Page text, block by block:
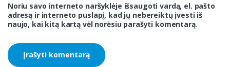
Noriu savo interneto naršyklėje išsaugoti vardą, el. pašto
adresą ir interneto puslapį, kad jų nebereiktų įvesti iš
naujo, kai kitą kartą vėl norėsiu parašyti komentarą.